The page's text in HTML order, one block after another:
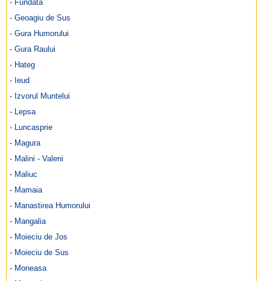
- Fundata
- Geoagiu de Sus
- Gura Humorului
- Gura Raului
- Hateg
- Ieud
- Izvorul Muntelui
- Lepsa
- Luncasprie
- Magura
- Malini - Valeni
- Maliuc
- Mamaia
- Manastirea Humorului
- Mangalia
- Moieciu de Jos
- Moieciu de Sus
- Moneasa